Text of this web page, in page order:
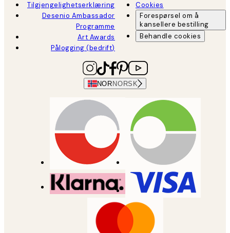
Tilgjengelighetserklæring
Desenio Ambassador
Programme
Art Awards
Pålogging (bedrift)
Cookies
Forespørsel om å
kansellere bestilling
Behandle cookies
NOR NORSK